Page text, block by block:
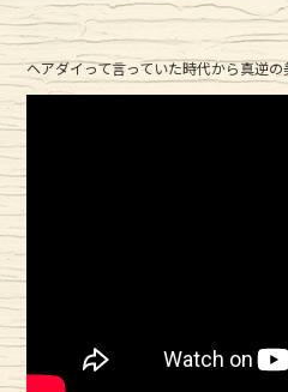
ヘアダイって言っていた時代から真逆